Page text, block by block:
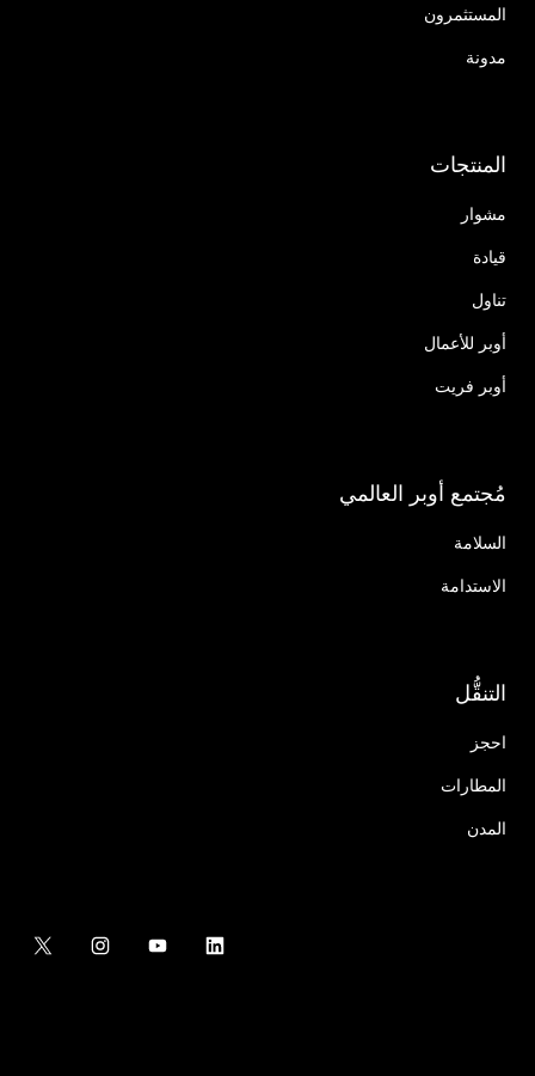
المستثمرون
مدونة
المنتجات
مشوار
قيادة
تناول
أوبر للأعمال
أوبر فريت
مُجتمع أوبر العالمي
السلامة
الاستدامة
التنقُّل
احجز
المطارات
المدن